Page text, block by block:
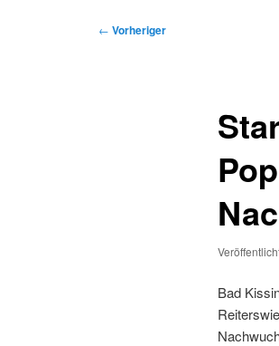
Beitragsnavigation
← Vorheriger
Bad